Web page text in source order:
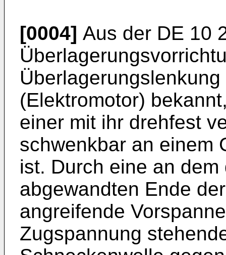
[0004] Aus der DE 10
(Elektromotor)
einer mit ihr drehfest
schwenkbar an einem
ist. Durch eine an
abgewandten Ende
angreifende
Zugspannung